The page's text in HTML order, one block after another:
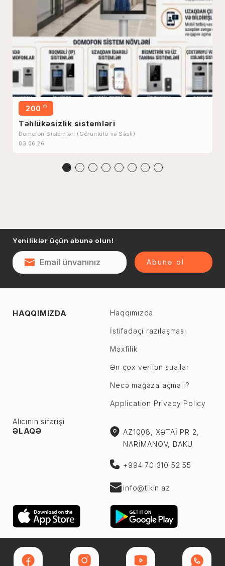
200 ₼
Təhlükəsizlik sistemləri
Domofon Sistemləri (Görüntülü və Səsli)
03.06.26
Yeniliklər üçün abunə olun!
Abunə ol
HAQQIMIZDA Haqqımızda
İstifadəçi razılaşması
Məxfilik
Ən çox verilən suallar
Necə mağaza açmalı?
Application Privacy Policy
Alıcının sifarişi
ƏLAQƏ
AZ1008, XƏTAİ PR 2,
NARİMANOV, BAKU
+994 70 310 52 55
info@tikin.az